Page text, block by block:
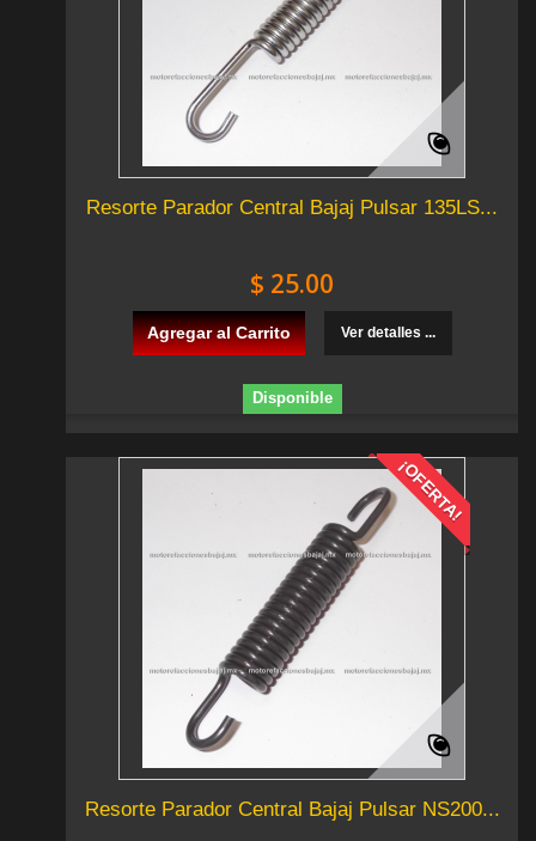
Resorte Parador Central Bajaj Pulsar 135LS...
$ 25.00
Agregar al Carrito Ver detalles ...
Disponible
¡OFERTA!
Resorte Parador Central Bajaj Pulsar NS200...